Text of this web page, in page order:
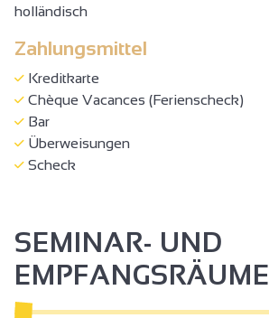
holländisch
Zahlungsmittel
Kreditkarte
Chèque Vacances (Ferienscheck)
Bar
Überweisungen
Scheck
SEMINAR- UND
EMPFANGSRÄUME